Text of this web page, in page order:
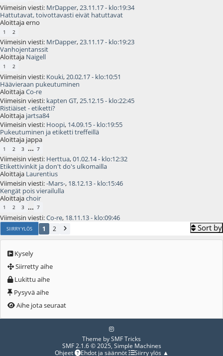
Viimeisin viesti: MrDapper,23.11.17 - klo:19:34
Hattutavat, toivottavasti eivät hatuttavat
Aloittaja erno
1 2
Viimeisin viesti: MrDapper,23.11.17 - klo:19:23
Vanhojentanssit
Aloittaja Naigell
1 2
Viimeisin viesti: Kouki,20.02.17 - klo:10:51
Häävieraan pukeutuminen
AloittajaCo-re
Viimeisin viesti: kapten GT,25.12.15 - klo:22:45
Ristiäiset - etiketti?
Aloittaja jartsa84
Viimeisin viesti: Hoopi, 14.09.15 - klo:19:55
Pukeutuminen ja etiketti treffeillä
Aloittaja jappa
1 2 3 ... 7
Viimeisin viesti: Herttua,01.02.14 - klo:12:32
Etikettivinkit ja don't do's ulkomailla
Aloittaja Laurentius
Viimeisin viesti:-Mars-, 18.12.13 - klo:15:46
Kengät pois vierailulla
Aloittajachoir
1 2 3 ... 7
Viimeisin viesti:Co-re, 18.11.13 - klo:09:46
SIIRRY YLÖS 1 2 Sort by
Kysely
Siirretty aihe
Lukittu aihe
Pysyvä aihe
Aihe jota seuraat
Theme bySMF Tricks
SMF 2.1.6 © 2025, Simple Machines
Ohjeet
Ehdot ja säännöt Siirry ylös ▲